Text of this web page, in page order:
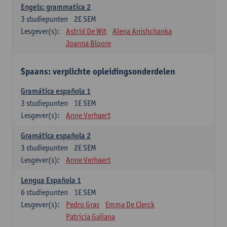
Engels: grammatica 2
2E SEM
3 studiepunten
Lesgever(s):
Astrid De Wit
Alena Anishchanka
Joanna Bloore
Spaans: verplichte opleidingsonderdelen
Gramática española 1
1E SEM
3 studiepunten
Lesgever(s):
Anne Verhaert
Gramática española 2
2E SEM
3 studiepunten
Lesgever(s):
Anne Verhaert
Lengua Española 1
1E SEM
6 studiepunten
Lesgever(s):
Pedro Gras
Emma De Clerck
Patricia Galiana